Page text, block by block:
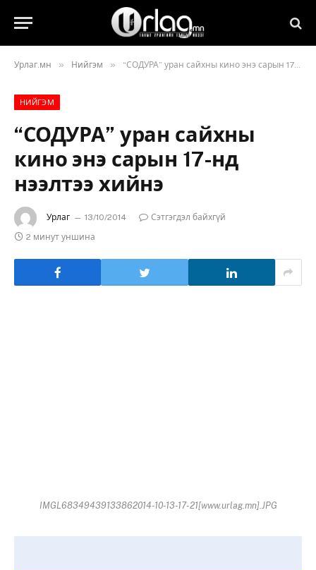
Урлаг.мн » Нийгэм » “СОДУРА” уран сайхны кино энэ сарын 17-нд нээлтээ хийнэ
НИЙГЭМ
“СОДУРА” уран сайхны
кино энэ сарын 17-нд
нээлтээ хийнэ
Урлаг 13/10/2014
Сэтгэгдэл байхгүй
2 минут уншина
IMGL68349439133862014-10-13-17-21[www.urlag.mn].JPG